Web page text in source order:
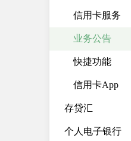
信用卡服务
业务公告
快捷功能
信用卡App
存贷汇
个人电子银行